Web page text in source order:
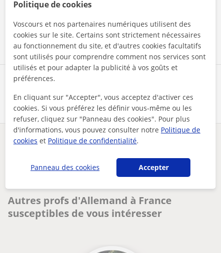
Partagez ce professeur
Contacter maintenant
Des problèmes avec ce profil ?Signalez-le
Vos cours particuliers
Allemand
professeur dallemand offre des cours particuliers pour l app...
Autres profs d'Allemand à France
susceptibles de vous intéresser
Politique de cookies
Voscours et nos partenaires numériques utilisent des
cookies sur le site. Certains sont strictement nécessaires
au fonctionnement du site, et d'autres cookies facultatifs
sont utilisés pour comprendre comment nos services sont
utilisés et pour adapter la publicité à vos goûts et
préférences.
En cliquant sur "Accepter", vous acceptez d'activer ces
cookies. Si vous préférez les définir vous-même ou les
refuser, cliquez sur "Panneau des cookies". Pour plus
d'informations, vous pouvez consulter notre Politique de
cookies et Politique de confidentialité.
Panneau des cookies Accepter